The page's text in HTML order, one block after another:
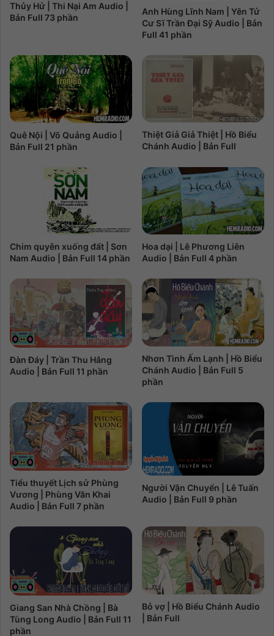
Thủy Hử | Thi Nại Am Audio |
Bản Full 73 phần
Anh Hùng Lĩnh Nam | Yên Tử
Cư Sĩ Trần Đại Sỹ Audio | Bản
Full 41 phần
Quê Nội | Võ Quảng Audio |
Bản Full 21 phần
Thiệt Giả Giả Thiệt | Hồ Biểu
Chánh Audio | Bản Full
Chim quyên xuống đất | Sơn
Nam Audio | Bản Full 14 phần
Hoa dại | Lê Phương Liên
Audio | Bản Full 4 phần
Đàn Đáy | Trần Thu Hắng
Audio | Bản Full 11 phần
Nhơn Tình Ấm Lạnh | Hồ Biểu
Chánh Audio | Bản Full 5
phần
Tiểu thuyết Lịch sử Phùng
Vương | Phùng Văn Khai
Audio | Bản Full 7 phần
Người Vận Chuyển | Lê Tuấn
Audio | Bản Full 9 phần
Giang San Nhà Chồng | Bà
Tùng Long Audio | Bản Full 11
phần
Bỏ vợ | Hồ Biểu Chánh Audio
| Bản Full